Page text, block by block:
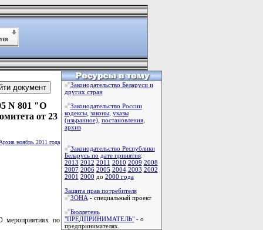
N 801 "О
от 23
ноябрь 2011 года
по
Законодательство Беларуси и
других стран
Законодательство России
кодексы, законы, указы
(изьранное), постановления,
архив
Законодательство Республики
Беларусь по дате принятия:
2013 2012 2011 2010 2009 2008
2007 2006 2005 2004 2003 2002
2001 2000 до 2000 года
Защита прав потребителя
ЗОНА - специальный проект
Бюллетень
"ПРЕДПРИНИМАТЕЛЬ"- о
предпринимателях.